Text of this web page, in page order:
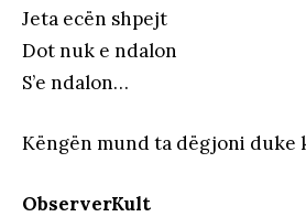
Jeta ecën shpejt
Dot nuk e ndalon
S’e ndalon…
Këngën mund ta dëgjoni duke
ObserverKult